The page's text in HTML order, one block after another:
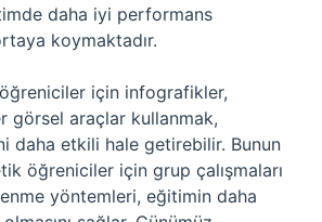
daha iyi performans
koymaktadır.
için infografikler,
görsel araçlar kullanmak,
daha etkili hale getirebilir. Bunun
öğreniciler için grup çalışmaları
yöntemleri, eğitimin daha